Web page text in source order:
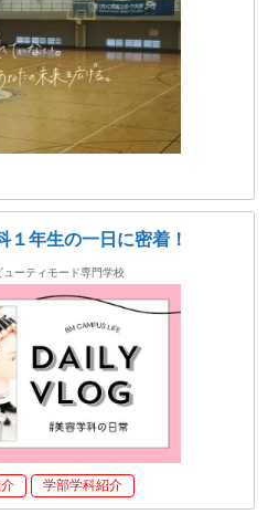
１年生の一日に密着！
ューティモード専門学校
学部学科紹介